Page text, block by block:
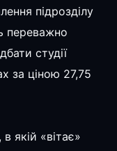
підрозділу
переважно
студії
за ціною 27,75
якій «вітає»